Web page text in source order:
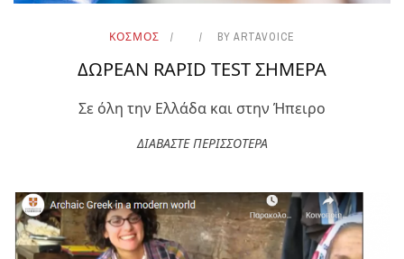
ΚΟΣΜΟΣ BY ARTAVOICE
ΔΩΡΕΑΝ RAPID TEST ΣΗΜΕΡΑ
Σε όλη την Ελλάδα και στην Ήπειρο
ΔΙΑΒΑΣΤΕ ΠΕΡΙΣΣΟΤΕΡΑ